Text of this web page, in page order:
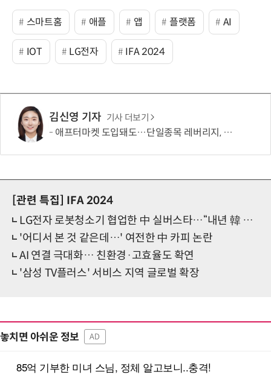
스마트홈 애플 앱 플랫폼 AI
IOT LG전자 IFA 2024
김신영 기자 기사 더보기
애프터마켓 도입돼도…단일종목 레버리지, 거래 가능성 희박
[관련 특집] IFA 2024
LG전자 로봇청소기 협업한 中 실버스타…“내년 韓 존재감 커질 것”
'어디서 본 것 같은데…' 여전한 中 카피 논란
AI 연결 극대화… 친환경·고효율도 확연
'삼성 TV플러스' 서비스 지역 글로벌 확장
놓치면 아쉬운 정보 AD